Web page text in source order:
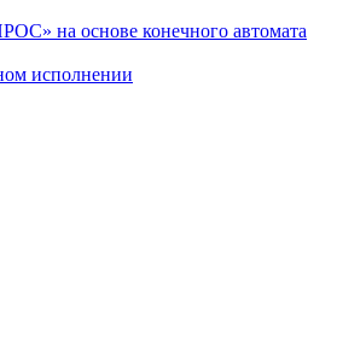
на основе конечного автомата
исполнении